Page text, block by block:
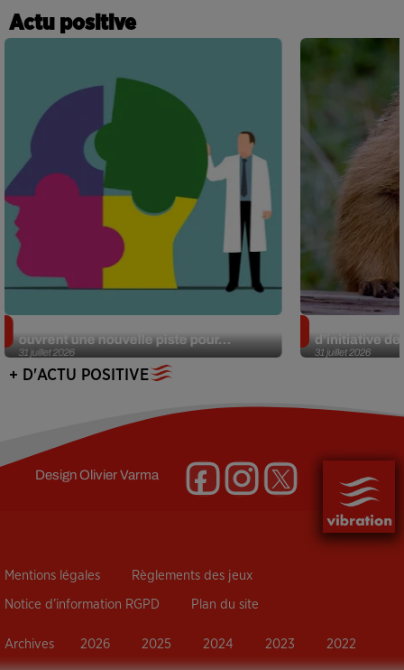
Actu positive
31 juillet 2026
ouvrent une nouvelle piste pour...
31 juillet 2026
d’initiative
+ D'ACTU POSITIVE
DesignOlivier Varma
Mentions légales Règlements des jeux
Notice d’information RGPD Plan du site
Archives 2026 2025 2024 2023 2022